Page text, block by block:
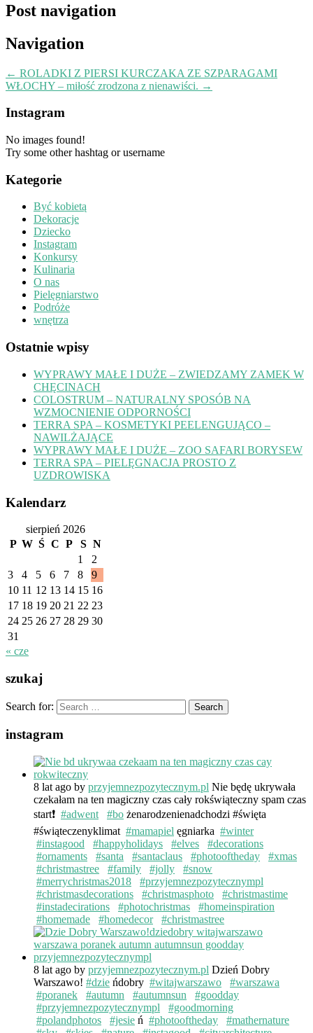
Post navigation
Navigation
← ROLADKI Z PIERSI KURCZAKA ZE SZPARAGAMI
WŁOCHY – miłość zrodzona z nienawiści. →
Instagram
No images found!
Try some other hashtag or username
Kategorie
Być kobietą
Dekoracje
Dziecko
Instagram
Konkursy
Kulinaria
O nas
Pielęgniarstwo
Podróże
wnętrza
Ostatnie wpisy
WYPRAWY MAŁE I DUŻE – ZWIEDZAMY ZAMEK W
CHĘCINACH
COLOSTRUM – NATURALNY SPOSÓB NA
WZMOCNIENIE ODPORNOŚCI
TERRA SPA – KOSMETYKI PEELENGUJĄCO –
NAWILŻAJĄCE
WYPRAWY MAŁE I DUŻE – ZOO SAFARI BORYSEW
TERRA SPA – PIELĘGNACJA PROSTO Z
UZDROWISKA
Kalendarz
sierpień 2026
P W Ś C P S N
1
2
3
4 5 6 7 8
9
10 11 12 13 14 15 16
17 18 19 20 21 22 23
24 25 26 27 28 29 30
31
« cze
szukaj
Search for:
instagram
8 lat ago by przyjemnezpozytecznym.pl Nie będę ukrywała
czekałam na ten magiczny czas cały rokświąteczny spam czas
start❗️ #adwent #bo żenarodzenienadchodzi #święta
#świąteczenyklimat #mamapiel ęgniarka #winter
#instagood
#happyholidays #elves
#decorations
#ornaments
#santa #santaclaus #photooftheday
#xmas
#christmastree
#family #jolly
#snow
#merrychristmas2018
#przyjemnezpozytecznympl
#christmasdecorations
#christmasphoto
#christmastime
#instadecirations
#photochristmas
#homeinspiration
#homemade
#homedecor #christmastree
8 lat ago by przyjemnezpozytecznym.pl Dzień Dobry
Warszawo! #dzie ńdobry #witajwarszawo
#warszawa
#poranek
#autumn #autumnsun
#goodday
#przyjemnezpozytecznympl
#goodmorning
#polandphotos
#jesie ń #photooftheday
#mathernature